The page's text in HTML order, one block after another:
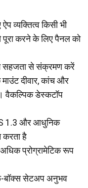
व्यक्तित्व किसी भी
करने के लिए पैनल को
सहजता से संक्रमण करें
माउंट दीवार, कांच और
वैकल्पिक डेस्कटॉप
1.3 और आधुनिक
करता है
प्रोग्रामेटिक रूप
सेटअप अनुभव